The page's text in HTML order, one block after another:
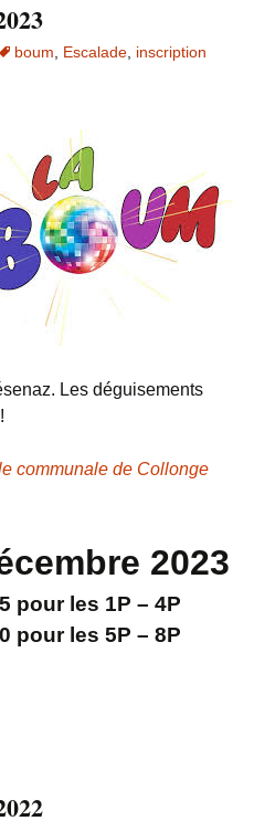
boum Escalade inscription
Les déguisements
communale de Collonge
2023
pour les 1P – 4P
pour les 5P – 8P
de l’Escalade 2023